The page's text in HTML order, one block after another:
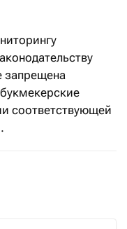
запрещена
соответствующей